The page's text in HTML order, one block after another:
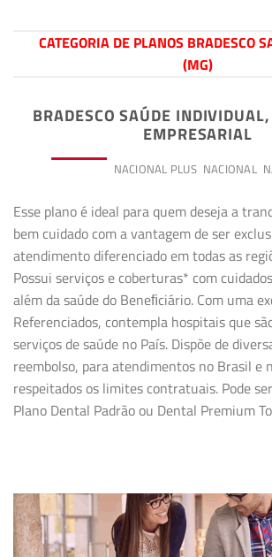
CATEGORIA DE PLANOS BRADESCO
(MG)
BRADESCO SAÚDE
EMPRESARIAL
NACIONAL PLUS NACIONAL
Esse plano é ideal para quem deseja a
bem cuidado com a vantagem de ser
atendimento diferenciado em todas as
Possui serviços e coberturas* com
além da saúde do Beneﬁciário. Com uma
Referenciados, contempla hospitais que
serviços de saúde no País. Dispõe de
reembolso, para atendimentos no Brasil e
respeitados os limites contratuais. Pode
Plano Dental Padrão ou Dental Premium